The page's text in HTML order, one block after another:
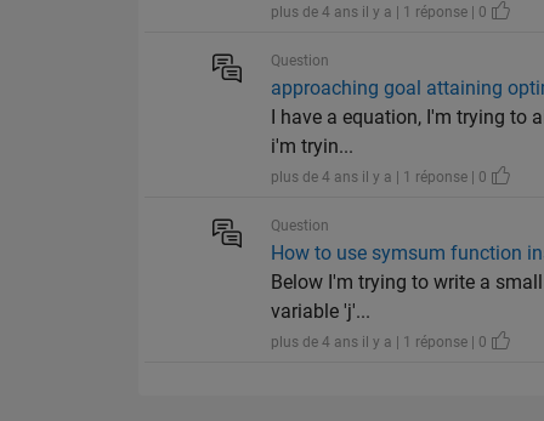
plus de 4 ans il y a | 1 réponse | 0
Question
approaching goal attaining
I have a equation, I'm trying
i'm tryin...
plus de 4 ans il y a | 1 réponse | 0
Question
How to use symsum function
Below I'm trying to write a
variable 'j'...
plus de 4 ans il y a | 1 réponse | 0